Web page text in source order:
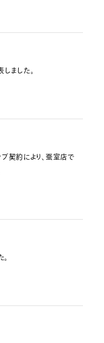
ました。
契約により、蚕室店で